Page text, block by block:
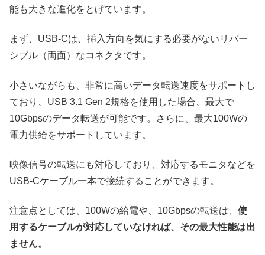
能も大きな進化をとげています。
まず、USB-Cは、挿入方向を気にする必要がないリバー
シブル（両面）なコネクタです。
小さいながらも、非常に高いデータ転送速度をサポートし
ており、USB 3.1 Gen 2規格を使用した場合、最大で
10Gbpsのデータ転送が可能です。さらに、最大100Wの
電力供給をサポートしています。
映像信号の転送にも対応しており、対応するモニタなどを
USB-Cケーブル一本で接続することができます。
注意点としては、100Wの給電や、10Gbpsの転送は、 使
用するケーブルが対応していなければ、その最大性能は出
ません。